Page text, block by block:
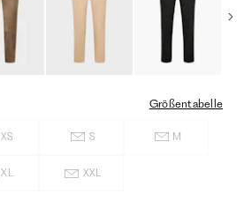
Größentabelle
XS S M
XL XXL